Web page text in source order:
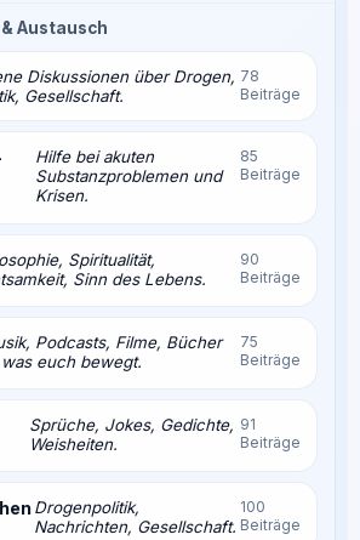
Austausch
Diskussionen über Drogen,
Gesellschaft.
78
Beiträge
Hilfe bei akuten
Substanzproblemen und
Krisen.
85
Beiträge
Spiritualität,
Sinn des Lebens.
90
Beiträge
Podcasts, Filme, Bücher
euch bewegt.
75
Beiträge
Sprüche, Jokes, Gedichte,
Weisheiten.
91
Beiträge
Drogenpolitik,
Nachrichten, Gesellschaft.
100
Beiträge